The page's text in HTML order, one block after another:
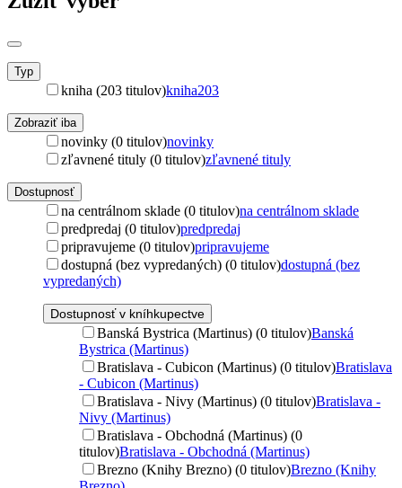
Typ
kniha (203 titulov)kniha203
Zobraziť iba
novinky (0 titulov)novinky
zľavnené tituly (0 titulov)zľavnené tituly
Dostupnosť
na centrálnom sklade (0 titulov)na centrálnom sklade
predpredaj (0 titulov)predpredaj
pripravujeme (0 titulov)pripravujeme
dostupná (bez vypredaných) (0 titulov)dostupná (bez
vypredaných)
Dostupnosť v kníhkupectve
Banská Bystrica (Martinus) (0 titulov)Banská
Bystrica (Martinus)
Bratislava - Cubicon (Martinus) (0 titulov)Bratislava
- Cubicon (Martinus)
Bratislava - Nivy (Martinus) (0 titulov)Bratislava -
Nivy (Martinus)
Bratislava - Obchodná (Martinus) (0
titulov)Bratislava - Obchodná (Martinus)
Brezno (Knihy Brezno) (0 titulov)Brezno (Knihy